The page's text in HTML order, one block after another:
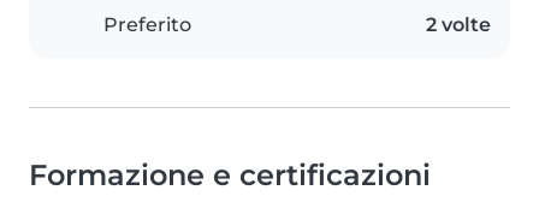
Preferito 2 volte
Formazione e certificazioni